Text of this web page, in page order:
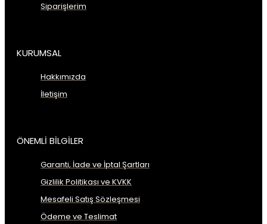
Siparişlerim
KURUMSAL
Hakkımızda
İletişim
ÖNEMLİ BİLGİLER
Garanti, İade ve İptal Şartları
Gizlilik Politikası ve KVKK
Mesafeli Satış Sözleşmesi
Ödeme ve Teslimat